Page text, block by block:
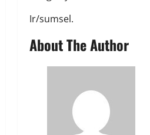
Ir/sumsel.
About The Author